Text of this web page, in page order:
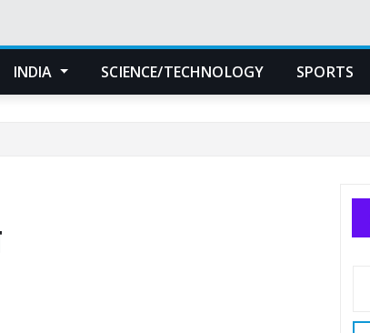
INDIA SCIENCE/TECHNOLOGY SPORTS